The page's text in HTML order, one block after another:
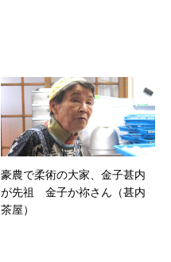
豪農で柔術の大家、金子甚内
が先祖 金子か祢さん（甚内
茶屋）